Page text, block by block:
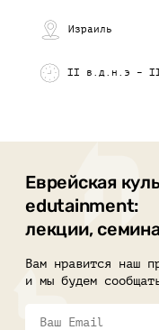
Израиль
II в.д.н.э –
Еврейская
edutainment:
лекции,
Вам нравится наш
и мы будем